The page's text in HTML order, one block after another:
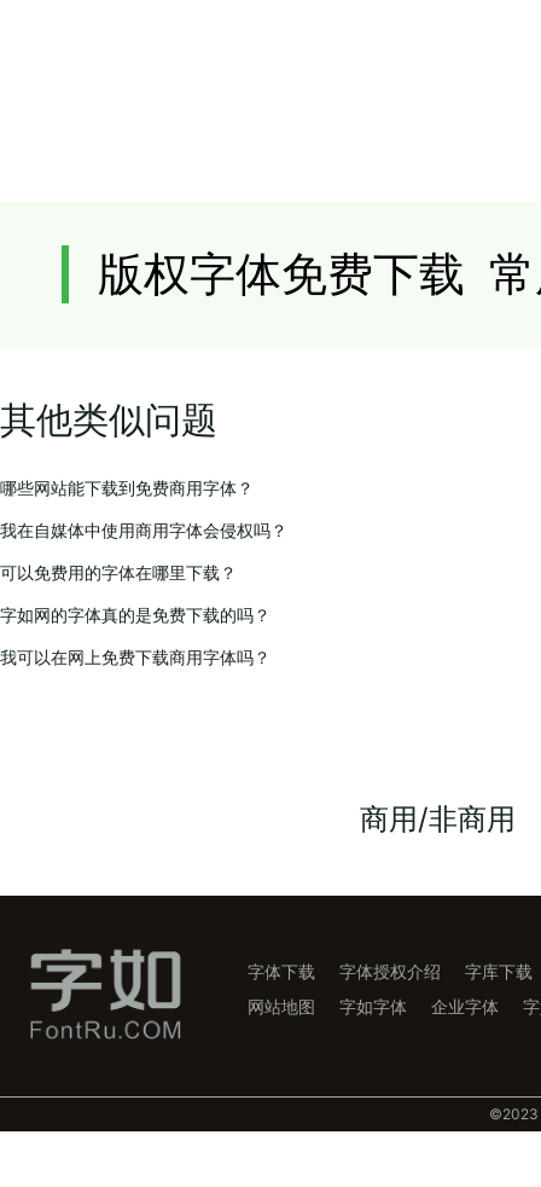
其他类似问题
哪些网站能下载到免费商用字体？
我在自媒体中使用商用字体会侵权吗？
可以免费用的字体在哪里下载？
字如网的字体真的是免费下载的吗？
我可以在网上免费下载商用字体吗？
商用/非商用
字体下载 字体授权介绍
字库下载
网站地图
字如字体 企业字体
©️2023